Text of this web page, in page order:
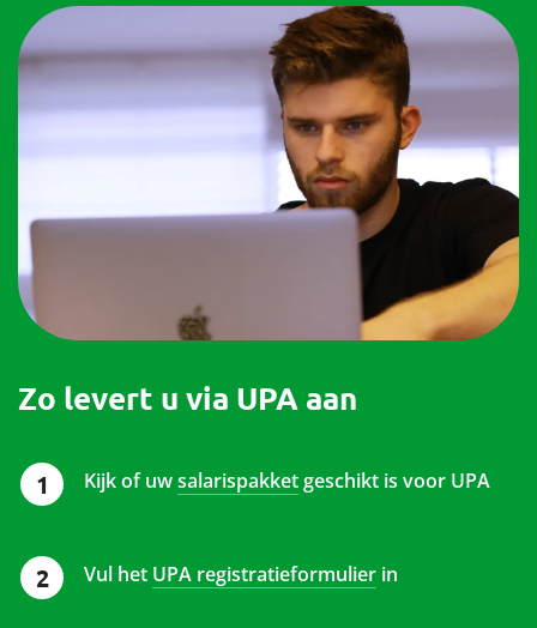
Documenten
Zo levert u via UPA aan
Kijk of uwsalarispakketgeschikt is voor UPA
Vul het UPA registratieformulier in